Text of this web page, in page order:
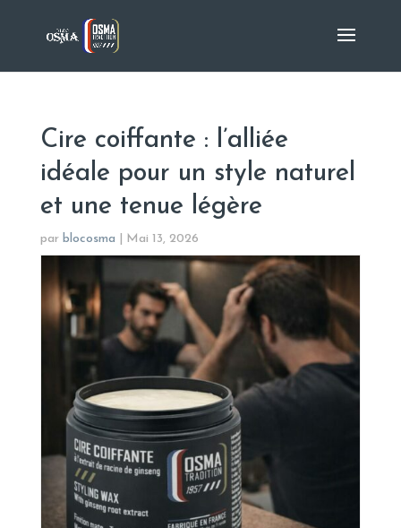
Cire coiffante : l’alliée
idéale pour un style naturel
et une tenue légère
par blocosma Mai 13, 2026